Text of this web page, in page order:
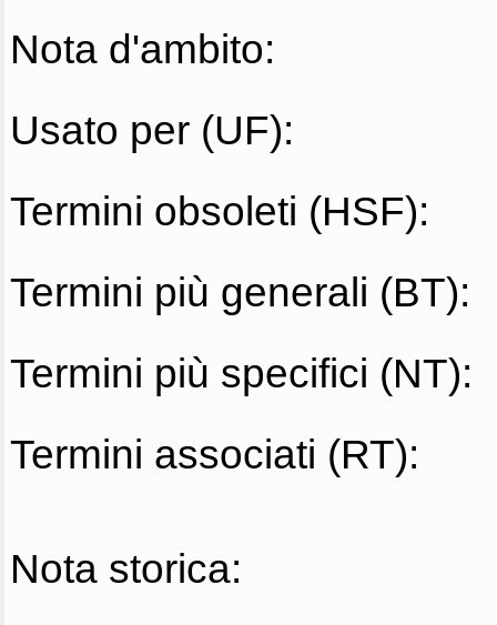
Nota d'ambito:
Usato per (UF):
Termini obsoleti (HSF):
Termini più generali (BT):
Termini più specifici (NT):
Termini associati (RT):
Nota storica: